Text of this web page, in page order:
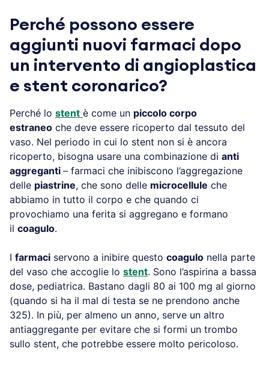
Perché possono essere
aggiunti nuovi farmaci dopo
un intervento di angioplastica
e stent coronarico?
Perché lo stent è come un piccolo corpo
estraneo che deve essere ricoperto dal tessuto del
vaso. Nel periodo in cui lo stent non si è ancora
ricoperto, bisogna usare una combinazione di anti
aggreganti – farmaci che inibiscono l’aggregazione
delle piastrine, che sono delle microcellule che
abbiamo in tutto il corpo e che quando ci
provochiamo una ferita si aggregano e formano
il coagulo.
I farmaci servono a inibire questo coagulo nella parte
del vaso che accoglie lo stent. Sono l’aspirina a bassa
dose, pediatrica. Bastano dagli 80 ai 100 mg al giorno
(quando si ha il mal di testa se ne prendono anche
325). In più, per almeno un anno, serve un altro
antiaggregante per evitare che si formi un trombo
sullo stent, che potrebbe essere molto pericoloso.